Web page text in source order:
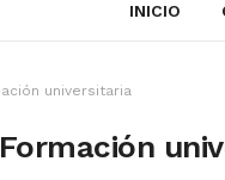
INICIO
universitaria
Formación